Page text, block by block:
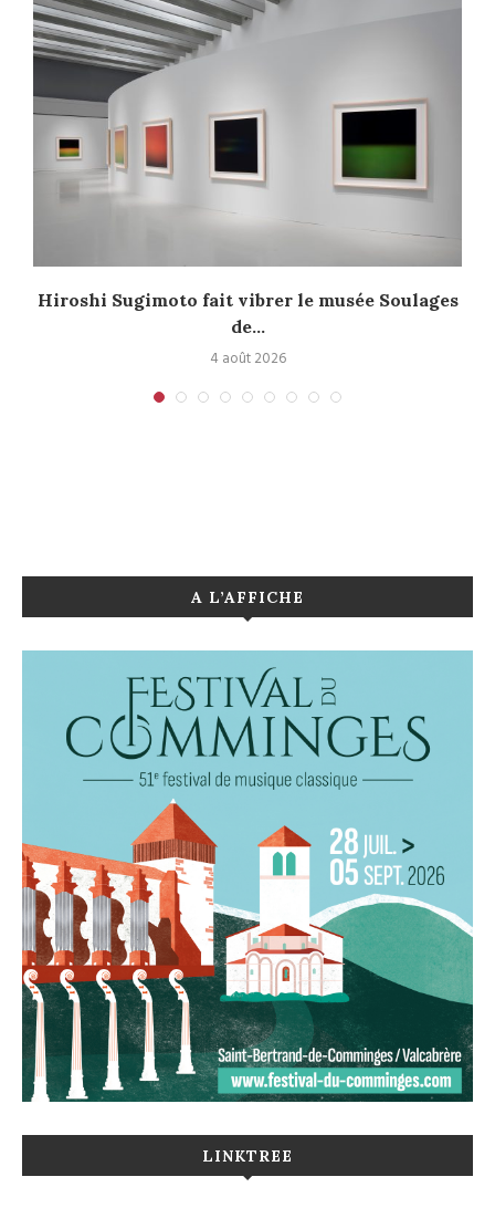
Hiroshi Sugimoto fait vibrer le musée Soulages
de...
4 août 2026
A L’AFFICHE
LINKTREE